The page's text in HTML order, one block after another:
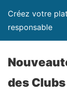
Créez votre
responsable
des Clubs